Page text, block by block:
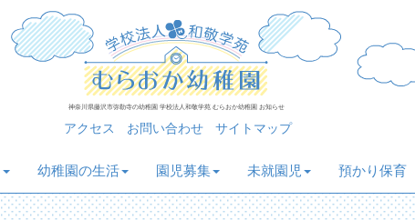
神奈川県藤沢市弥勒寺の幼稚園 学校法人和敬学苑 むらおか幼稚園 お知らせ
アクセス お問い合わせ サイトマップ
幼稚園の生活 園児募集 未就園児 預かり保育